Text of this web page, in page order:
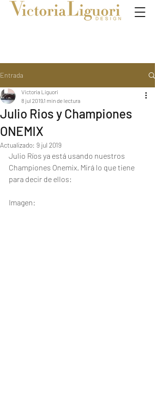
Entrada
Julio Rios y Championes
ONEMIX
Victoria Liguori
8 jul 20191 min de lectura
Actualizado: 9 jul 2019
Julio Ríos ya está usando nuestros
Championes Onemix. Mirá lo que tiene
para decir de ellos:
Imagen: